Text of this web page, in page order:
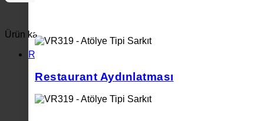
Restaurant Aydınlatması
Ürün kategorileri
Ray ve Ray Spotlar
Dekoratif Ray Spot Aydınlatma
Monofaze Ray
Trifaze Ray
Trifaze Dali Raylar